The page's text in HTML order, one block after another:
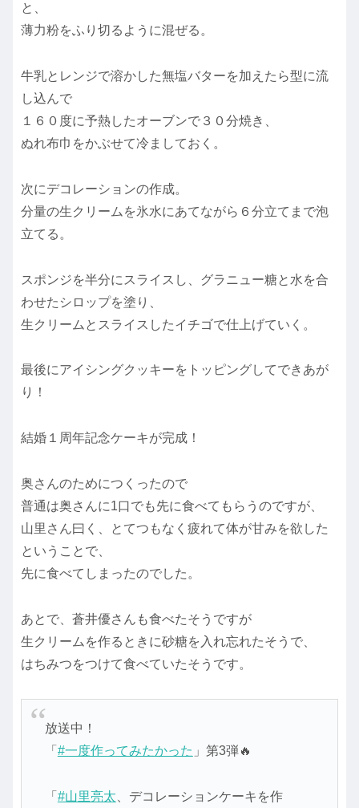
と、
薄力粉をふり切るように混ぜる。
牛乳とレンジで溶かした無塩バターを加えたら型に流
し込んで
１６０度に予熱したオーブンで３０分焼き、
ぬれ布巾をかぶせて冷ましておく。
次にデコレーションの作成。
分量の生クリームを氷水にあてながら６分立てまで泡
立てる。
スポンジを半分にスライスし、グラニュー糖と水を合
わせたシロップを塗り、
生クリームとスライスしたイチゴで仕上げていく。
最後にアイシングクッキーをトッピングしてできあが
り！
結婚１周年記念ケーキが完成！
奥さんのためにつくったので
普通は奥さんに1口でも先に食べてもらうのですが、
山里さん曰く、とてつもなく疲れて体が甘みを欲した
ということで、
先に食べてしまったのでした。
あとで、蒼井優さんも食べたそうですが
生クリームを作るときに砂糖を入れ忘れたそうで、
はちみつをつけて食べていたそうです。
放送中！
「 #一度作ってみたかった 」第3弾🔥
「 #山里亮太 、デコレーションケーキを作